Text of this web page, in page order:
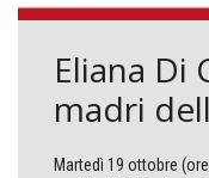
Eliana Di
madri
Martedì 19 ottobre